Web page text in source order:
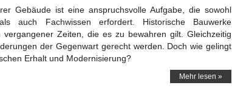
Gebäude ist eine anspruchsvolle Aufgabe, die sowohl
auch Fachwissen erfordert. Historische Bauwerke
vergangener Zeiten, die es zu bewahren gilt. Gleichzeitig
der Gegenwart gerecht werden. Doch wie gelingt
Erhalt und Modernisierung?
Mehr lesen »